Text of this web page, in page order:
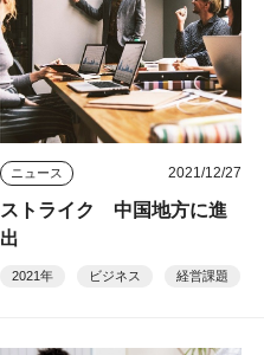
ニュース 2021/12/27
ストライク 中国地方に進
出
2021年 ビジネス 経営課題